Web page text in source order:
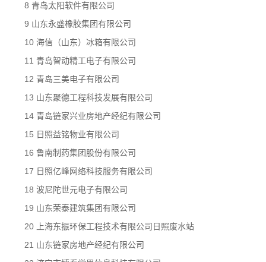
8 青岛太阳软件有限公司
9 山东永盛橡胶集团有限公司
10 海信（山东）冰箱有限公司
11 青岛智动精工电子有限公司
12 青岛三美电子有限公司
13 山东聚德工程科技发展有限公司
14 青岛链家兴业房地产经纪有限公司
15 日照益铭物业有限公司
16 鲁南制药集团股份有限公司
17 日照亿峰网络科技服务有限公司
18 波尼陀世元电子有限公司
19 山东荣泰建筑集团有限公司
20 上海东振环保工程技术有限公司日照废水站
21 山东链家房地产经纪有限公司